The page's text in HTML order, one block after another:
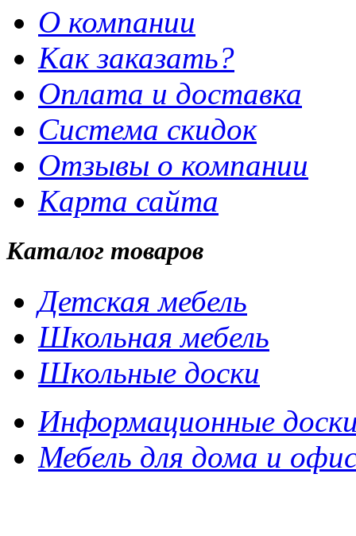
О компании
Как заказать?
Оплата и доставка
Система скидок
Отзывы о компании
Карта сайта
Каталог товаров
Детская мебель
Школьная мебель
Школьные доски
Информационные
Мебель для дома и